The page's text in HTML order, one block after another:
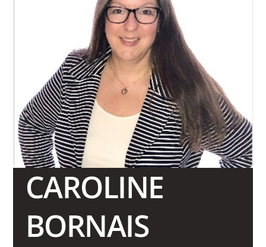
CAROLINE
BORNAIS